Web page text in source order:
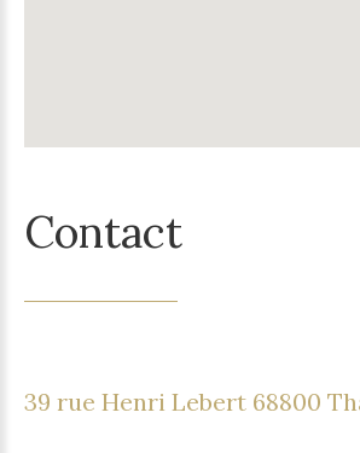
Contact
39 rue Henri Lebert 68800